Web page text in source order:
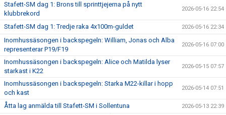
Stafett-SM dag 1: Brons till sprinttjejerna på nytt
klubbrekord
2026-05-16 22:54
Stafett-SM dag 1: Tredje raka 4x100m-guldet 2026-05-16 22:34
Inomhussäsongen i backspegeln: William, Jonas och Alba
representerar P19/F19
2026-05-16 07:00
Inomhussäsongen i backspegeln: Alice och Matilda lyser
starkast i K22
2026-05-15 07:57
Inomhussäsongen i backspegeln: Starka M22-killar i hopp
och kast
2026-05-14 07:51
Åtta lag anmälda till Stafett-SM i Sollentuna 2026-05-13 22:39